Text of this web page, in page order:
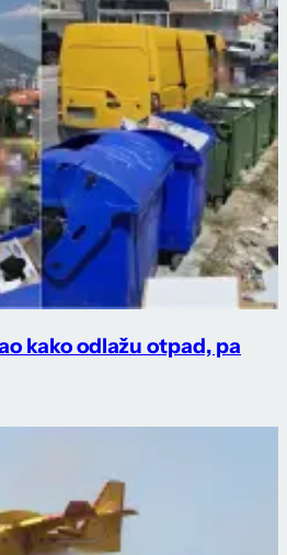
kako odlažu otpad, pa